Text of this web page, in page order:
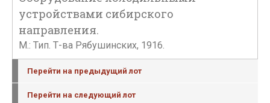
устройствами сибирского
направления.
М.: Тип. Т-ва Рябушинских, 1916.
Перейти на предыдущий лот
Перейти на следующий лот